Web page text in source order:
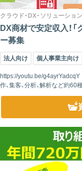
クラウド・DX・ソリューショ
DX商材で安定収入！
ー募集
法人向け 個人事業主向け
https://youtu.be/g4ayrYadcqY 当社は、資金の調達サポートや人材採用、育成、WEB制
作、集客、分析、解析など約
収益になる商材ばかりで、特